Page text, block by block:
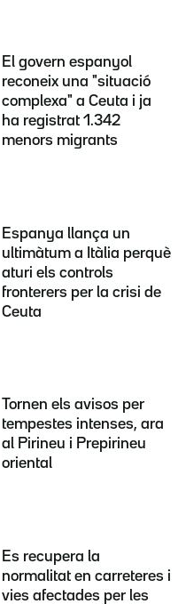
El govern espanyol
reconeix una "situació
complexa" a Ceuta i ja
ha registrat 1.342
menors migrants
Espanya llança un
ultimàtum a Itàlia perquè
aturi els controls
fronterers per la crisi de
Ceuta
Tornen els avisos per
tempestes intenses, ara
al Pirineu i Prepirineu
oriental
Es recupera la
normalitat en carreteres i
vies afectades per les